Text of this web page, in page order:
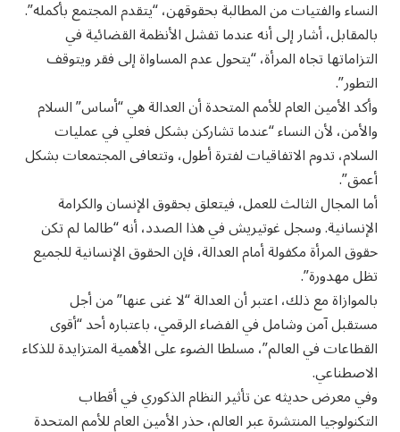
النساء والفتيات من المطالبة بحقوقهن، “يتقدم المجتمع بأكمله”.
بالمقابل، أشار إلى أنه عندما تفشل الأنظمة القضائية في
التزاماتها تجاه المرأة، “يتحول عدم المساواة إلى فقر ويتوقف
التطور”.
وأكد الأمين العام للأمم المتحدة أن العدالة هي “أساس” السلام
والأمن، لأن النساء “عندما تشاركن بشكل فعلي في عمليات
السلام، تدوم الاتفاقيات لفترة أطول، وتتعافى المجتمعات بشكل
أعمق”.
أما المجال الثالث للعمل، فيتعلق بحقوق الإنسان والكرامة
الإنسانية. وسجل غوتيريش في هذا الصدد، أنه “طالما لم تكن
حقوق المرأة مكفولة أمام العدالة، فإن الحقوق الإنسانية للجميع
تظل مهدورة”.
بالموازاة مع ذلك، اعتبر أن العدالة “لا غنى عنها” من أجل
مستقبل آمن وشامل في الفضاء الرقمي، باعتباره أحد “أقوى
القطاعات في العالم”، مسلطا الضوء على الأهمية المتزايدة للذكاء
الاصطناعي.
وفي معرض حديثه عن تأثير النظام الذكوري في أقطاب
التكنولوجيا المنتشرة عبر العالم، حذر الأمين العام للأمم المتحدة